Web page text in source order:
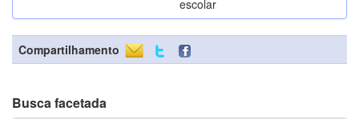
escolar
Compartilhamento
Busca facetada